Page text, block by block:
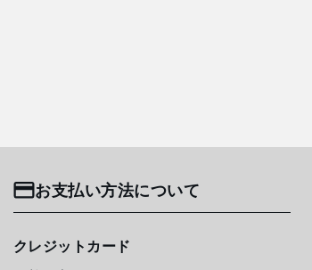
お支払い方法について
クレジットカード